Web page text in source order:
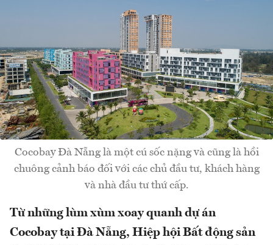
Cocobay Đà Nẵng là một cú sốc nặng và cũng là hồi
chuông cảnh báo đối với các chủ đầu tư, khách hàng
và nhà đầu tư thứ cấp.
Từ những lùm xùm xoay quanh dự án
Cocobay tại Đà Nẵng, Hiệp hội Bất động sản